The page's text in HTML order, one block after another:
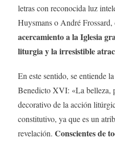
letras con reconocida luz
Huysmans o André Frossard,
acercamiento a la Iglesia
liturgia y la irresistible
En este sentido, se entiende
Benedicto XVI: «La belleza,
decorativo de la acción
constitutivo, ya que es un
revelación. Conscientes de